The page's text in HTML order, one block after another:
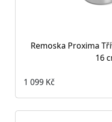
Remoska Proxima
16
1 099 Kč